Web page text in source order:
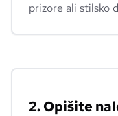
prizore ali stilsko
2. Opišite